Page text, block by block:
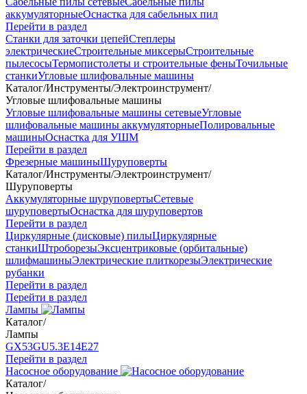
аккумуляторныеОснастка для сабельных пил
Перейти в раздел
Станки для заточки цепейСтеплеры
электрическиеСтроительные миксерыСтроительные
пылесосыТермопистолеты и строительные феныТочильные
станкиУгловые шлифовальные машины
Каталог/Инструменты/Электроинструмент/
Угловые шлифовальные машины
Угловые шлифовальные машины сетевыеУгловые
шлифовальные машины аккумуляторныеПолировальные
машиныОснастка для УШМ
Перейти в раздел
Фрезерные машиныШуруповерты
Каталог/Инструменты/Электроинструмент/
Шуруповерты
Аккумуляторные шуруповертыСетевые
шуруповертыОснастка для шуруповертов
Перейти в раздел
Циркулярные (дисковые) пилыЦиркулярные
станкиШтроборезыЭксцентриковые (орбитальные)
шлифмашиныЭлектрические плиткорезыЭлектрические
рубанки
Перейти в раздел
Перейти в раздел
Лампы
Каталог/
Лампы
GX53GU5.3Е14Е27
Перейти в раздел
Насосное оборудование
Каталог/